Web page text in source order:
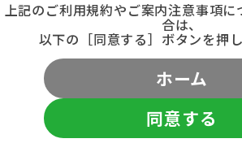
上記のご利用規約やご案内注意事項
合は、
以下の［同意する］ボタンを押
ホーム
同意する